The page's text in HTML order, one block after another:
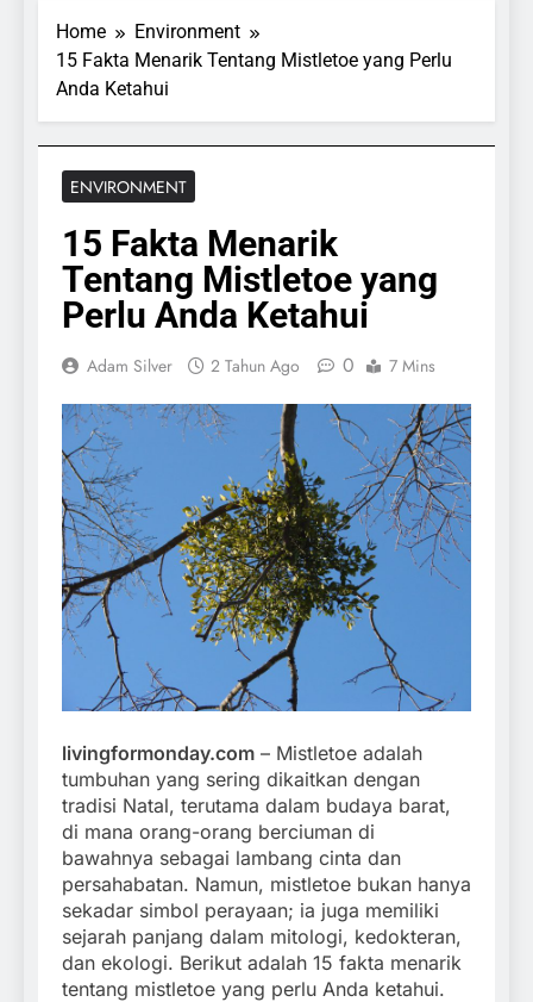
Home
Environment
15 Fakta Menarik Tentang Mistletoe yang Perlu
Anda Ketahui
ENVIRONMENT
15 Fakta Menarik
Tentang Mistletoe yang
Perlu Anda Ketahui
Adam Silver 2 Tahun Ago 0 7 Mins
livingformonday.com – Mistletoe adalah
tumbuhan yang sering dikaitkan dengan
tradisi Natal, terutama dalam budaya barat,
di mana orang-orang berciuman di
bawahnya sebagai lambang cinta dan
persahabatan. Namun, mistletoe bukan hanya
sekadar simbol perayaan; ia juga memiliki
sejarah panjang dalam mitologi, kedokteran,
dan ekologi. Berikut adalah 15 fakta menarik
tentang mistletoe yang perlu Anda ketahui.